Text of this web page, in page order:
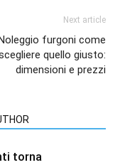
Next article
furgoni come
quello giusto:
dimensioni e prezzi
torna